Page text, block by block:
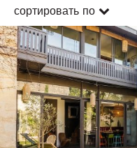
сортировать по